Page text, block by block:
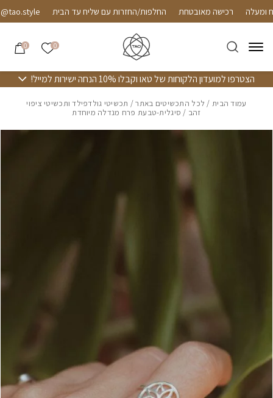
Skip to Contentרכישה מאובטחת החלפות/החזרות עם שליח עד הבית
0 הרשימה
0
הצטרפו למועדון הלקוחות של טאו וקבלו 10% הנחה ישירות למייל!
עמוד הבית / לכל התכשיטים באתר/ תכשיטי גולדפילד ותכשיטי ציפוי
זהב / סיגלית-טבעת פרח מנדלה מיוחדת
בחזרה למעלה